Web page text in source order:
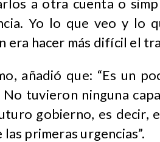
a otra cuenta o
Yo lo que veo y lo
era hacer más difícil el
añadió que: “Es un
tuvieron ninguna
gobierno, es decir,
las primeras urgencias”.